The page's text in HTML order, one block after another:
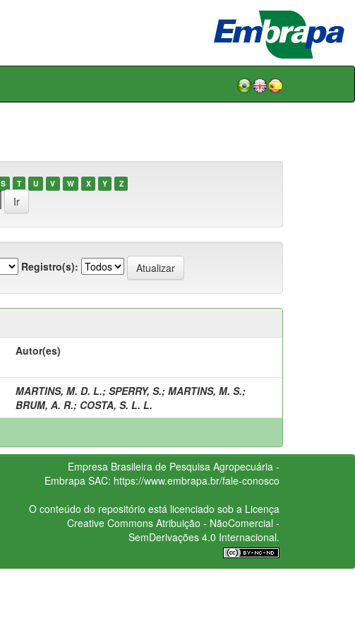
S T U V W X Y Z
Registro(s):
Autor(es)
MARTINS, M. D. L.; SPERRY, S.; MARTINS, M. S.;
BRUM, A. R.; COSTA, S. L. L.
Empresa Brasileira de Pesquisa Agropecuária -
Embrapa SAC: https://www.embrapa.br/fale-conosco
O conteúdo do repositório está licenciado sob a Licença
Creative CommonsAtribuição - NãoComercial -
SemDerivações 4.0 Internacional.